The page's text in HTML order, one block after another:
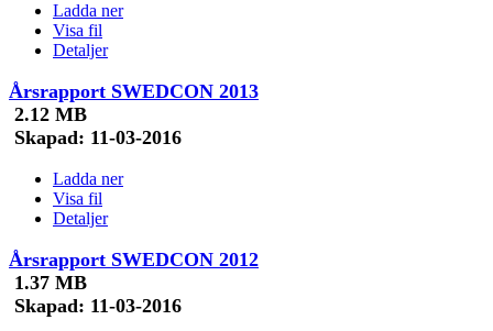
Ladda ner
Visa fil
Detaljer
Årsrapport SWEDCON 2013
2.12 MB
Skapad: 11-03-2016
Ladda ner
Visa fil
Detaljer
Årsrapport SWEDCON 2012
1.37 MB
Skapad: 11-03-2016